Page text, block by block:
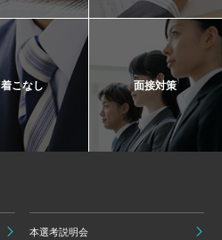
着こなし 面接対策
本選考説明会